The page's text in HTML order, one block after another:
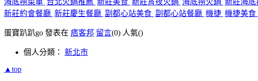
海底撈菜單 台北火鍋推薦 新莊美食 新莊宵夜火鍋 海底撈火鍋 新莊海底
新莊約會餐廳 新莊慶生餐廳 副都心站美食 副都心站餐廳 機捷 機捷美食
蛋寶趴趴go 發表在 痞客邦 留言(0) 人氣()
個人分類： 新北市
▲top